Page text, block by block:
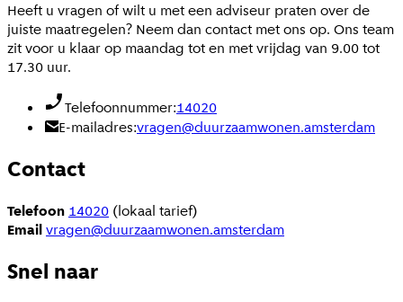
Heeft u vragen of wilt u met een adviseur praten over de
juiste maatregelen? Neem dan contact met ons op. Ons team
zit voor u klaar op maandag tot en met vrijdag van 9.00 tot
17.30 uur.
Telefoonnummer:14020
E-mailadres:vragen@duurzaamwonen.amsterdam
Contact
Telefoon 14020 (lokaal tarief)
Emailvragen@duurzaamwonen.amsterdam
Snel naar